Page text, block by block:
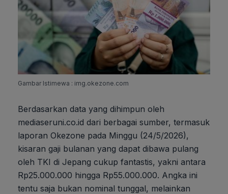
Gambar Istimewa : img.okezone.com
Berdasarkan data yang dihimpun oleh
mediaseruni.co.id dari berbagai sumber, termasuk
laporan Okezone pada Minggu (24/5/2026),
kisaran gaji bulanan yang dapat dibawa pulang
oleh TKI di Jepang cukup fantastis, yakni antara
Rp25.000.000 hingga Rp55.000.000. Angka ini
tentu saja bukan nominal tunggal, melainkan